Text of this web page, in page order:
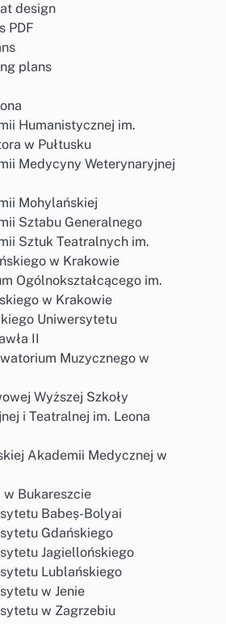
design
PDF
plans
Humanistycznej im.
w Pułtusku
Medycyny Weterynaryjnej
Mohylańskiej
Sztabu Generalnego
Sztuk Teatralnych im.
w Krakowie
Ogólnokształcącego im.
w Krakowie
Uniwersytetu
II
Muzycznego w
Wyższej Szkoły
i Teatralnej im. Leona
Akademii Medycznej w
Bukareszcie
Babeș-Bolyai
Gdańskiego
Jagiellońskiego
Lublańskiego
w Jenie
w Zagrzebiu